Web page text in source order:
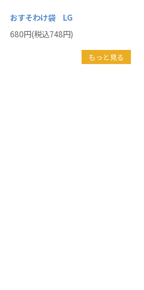
おすそわけ袋 LG
680円(税込748円)
もっと見る